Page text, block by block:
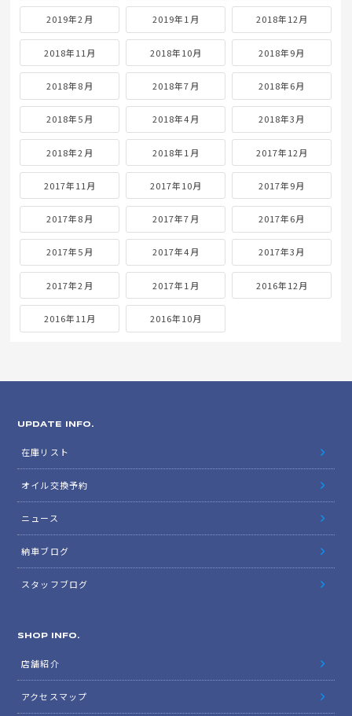
2019年2月 2019年1月 2018年12月
2018年11月 2018年10月 2018年9月
2018年8月 2018年7月 2018年6月
2018年5月 2018年4月 2018年3月
2018年2月 2018年1月 2017年12月
2017年11月 2017年10月 2017年9月
2017年8月 2017年7月 2017年6月
2017年5月 2017年4月 2017年3月
2017年2月 2017年1月 2016年12月
2016年11月 2016年10月
UPDATE INFO.
在庫リスト
オイル交換予約
ニュース
納車ブログ
スタッフブログ
SHOP INFO.
店舗紹介
アクセスマップ